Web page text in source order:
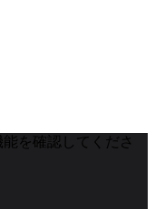
能を確認してくださ